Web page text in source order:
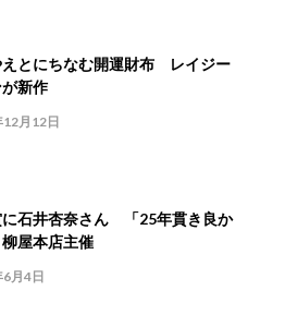
えとにちなむ開運財布 レイジー
新作
月12日
に石井杏奈さん 「25年貫き良か
屋本店主催
月4日